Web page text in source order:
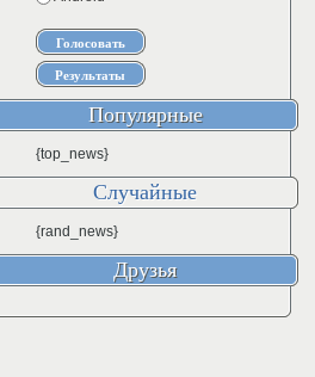
Популярные
{top_news}
Случайные
{rand_news}
Друзья